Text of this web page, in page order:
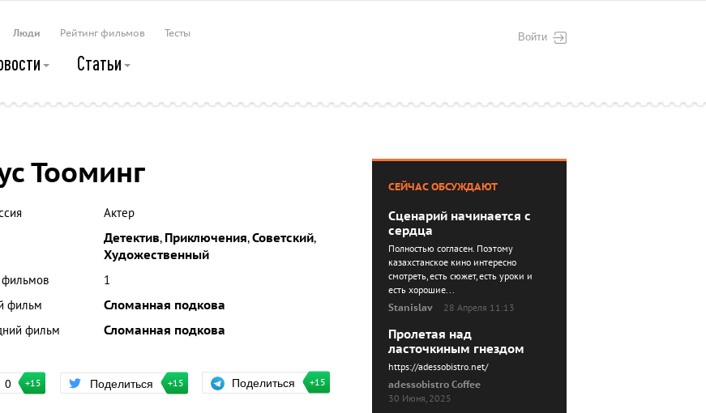
Войти
Люди Рейтинг фильмов Тесты
Статьи
Тооминг
Актер
Детектив, Приключения,Советский,
Художественный
фильмов
1
фильм
Сломанная подкова
фильм
Сломанная подкова
0 +15 Поделиться +15 Поделиться +15
СЕЙЧАС ОБСУЖДАЮТ
Сценарий начинается с
сердца
Полностью согласен. Поэтому
казахстанское кино интересно
смотреть, есть сюжет, есть уроки и
есть хорошие...
Stanislav
28 Апреля 11:13
Пролетая над
ласточкиным гнездом
https://adessobistro.net/
adessobistro Coffee
30 Июня, 2025